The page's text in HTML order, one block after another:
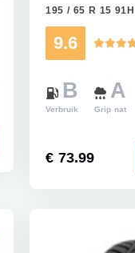
195 / 65 R 15 91H
9.6
B
Verbruik
A
Grip nat
€ 73.99